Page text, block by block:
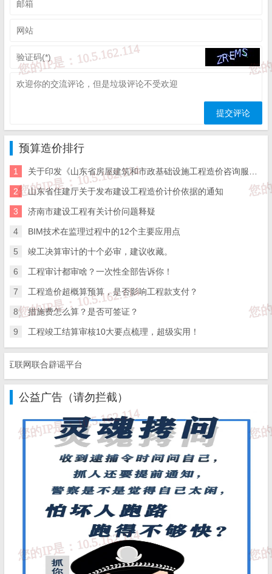
免 责 告 知
一、本站发布的内容（包括原创及转载自互联网的文字，图
片等资料）版权归作者所有，本站仅供大家学习与参考，请
勿使用于商业用途。如需作商业用途，请与原作者联系。如
二、著作权人发现本站有侵害其合法权益的内容或作品，请
及时联系我们给出内容所在的网址，并提供相关证明资料，
在收到相关投诉后，我们会第一时间给予处理；
三、本站发布的软件仅提供给大家学习测试，请诸位用户使
用正版软件，不得商用；
四、本站的文字及图片资料允许您复制、转载和传播，转载
时请您务必先跟我们联系并注明来源；
五、免责声明方:而立居（2li.xyz）、济南工程（微信公众
号jngc2018）;
七、补充：而立声明、服务协议、隐私政策
预算造价排行
1 关于印发《山东省房屋建筑和市政基础设施工程造价咨询服务招标文件示范文-济南版》（2025年版）的通知
2 山东省住建厅关于发布建设工程造价计价依据的通知
3 济南市建设工程有关计价问题释疑
4 BIM技术在监理过程中的12个主要应用点
5 竣工决算审计的十个必审，建议收藏。
6 工程审计都审啥？一次性全部告诉你！
7 工程造价超概算预算，是否影响工程款支付？
8 措施费怎么算？是否可签证？
9 工程竣工结算审核10大要点梳理，超级实用！
网联合辟谣平台
公益广告（请勿拦截）